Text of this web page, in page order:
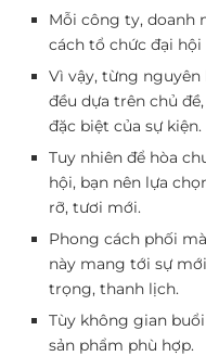
Mỗi công ty, doanh
cách tổ chức đại hội
Vì vậy, từng nguyên
đều dựa trên chủ
đặc biệt của sự kiện.
Tuy nhiên để hòa
hội, bạn nên lựa
rỡ, tươi mới.
Phong cách phối
này mang tới sự
trọng, thanh lịch.
Tùy không gian
sản phẩm phù hợp.